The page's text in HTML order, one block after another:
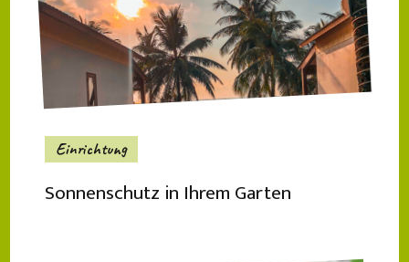
Einrichtung
Sonnenschutz in Ihrem Garten